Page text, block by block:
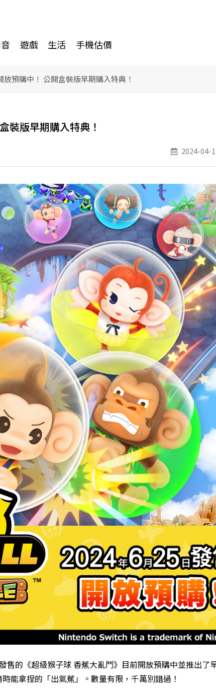
遊戲 生活 手機估價
放預購中！ 公開盒裝版早期購入特典！
裝版早期購入特典！
2024-04-
的《超級猴子球 香蕉大亂鬥》目前開放預購中並推出了
能拿捏的「出氣蕉」。數量有限，千萬別錯過！